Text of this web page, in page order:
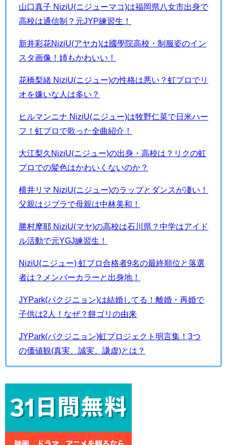
山口真子 NiziU(ニジューマコ)は福岡県八女市出身で
高校は通信制？元JYP練習生！
新井彩花NiziU(アヤカ)は國學院高校・制服姿のイン
スタ画像！姉もかわいい！
花橋梨緒 NiziU(ニジュー)の性格は悪い？虹プロでリ
オを嫌いな人は多い？
ヒルマンニナ NiziU(ニジュー)は牧野仁菜で日米ハー
フ！虹プロで歌った全曲紹介！
大江梨久NiziU(ニジュー)の出身・高校は？リクの虹
プロでの髪色はかわいくないのか？
横井リマ NiziU(ニジュー)のラップとダンスが凄い！
父親はジブラで母親は中林美和！
勝村摩耶 NiziU(マヤ)の高校は石川県？中学はアイド
ル活動で元YGJ練習生！
NiziU(ニジュー) 虹プロ合格者9名の最終順位と落選
者は？メンバーカラーと出身地！
JYPark(パクジニョン)は結婚してる！離婚・再婚で
子供は2人！なぜ？餅ゴリの由来
JYPark(パクジニョン)虹プロジェクト明言集！3つ
の価値観(真実、誠実、謙虚)とは？